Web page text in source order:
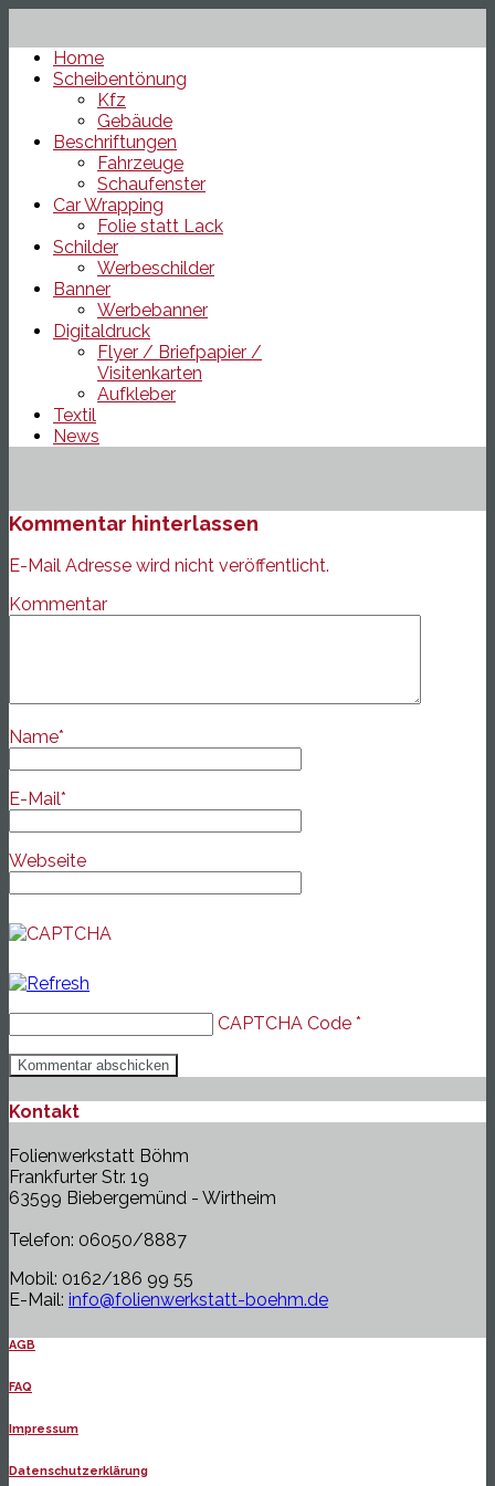
Home
Scheibentönung
Kfz
Gebäude
Beschriftungen
Fahrzeuge
Schaufenster
Car Wrapping
Folie statt Lack
Schilder
Werbeschilder
Banner
Werbebanner
Digitaldruck
Flyer / Briefpapier /
Visitenkarten
Aufkleber
Textil
News
Kommentar hinterlassen
E-Mail Adresse wird nicht veröffentlicht.
Kommentar
Name*
E-Mail*
Webseite
CAPTCHA Code *
Kontakt
Folienwerkstatt Böhm
Frankfurter Str. 19
63599 Biebergemünd - Wirtheim
Telefon: 06050/8887
Mobil: 0162/186 99 55
E-Mail: info@folienwerkstatt-boehm.de
AGB
FAQ
Impressum
Datenschutzerklärung